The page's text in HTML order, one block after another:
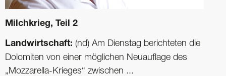
Milchkrieg, Teil 2
Landwirtschaft: (nd) Am Dienstag berichteten die
Dolomiten von einer möglichen Neuauflage des
„Mozzarella-Krieges“ zwischen ...